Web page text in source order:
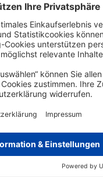
Lieferung ca.:
Fr, 14. Aug. - Mo, 17. Aug.
Gewicht: ca.378 g
Datenformat (inkl. 2
Endformat